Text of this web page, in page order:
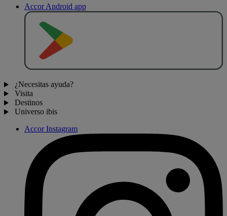
Accor Android app
¿Necesitas ayuda?
Visita
Destinos
Universo ibis
Accor Instagram